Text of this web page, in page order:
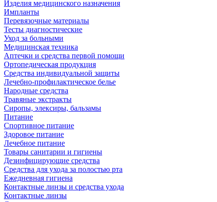
Изделия медицинского назначения
Импланты
Перевязочные материалы
Тесты диагностические
Уход за больными
Медицинская техника
Аптечки и средства первой помощи
Ортопедическая продукция
Средства индивидуальной защиты
Лечебно-профилактическое белье
Народные средства
Травяные экстракты
Сиропы, элексиры, бальзамы
Питание
Спортивное питание
Здоровое питание
Лечебное питание
Товары санитарии и гигиены
Дезинфицирующие средства
Средства для ухода за полостью рта
Ежедневная гигиена
Контактные линзы и средства ухода
Контактные линзы